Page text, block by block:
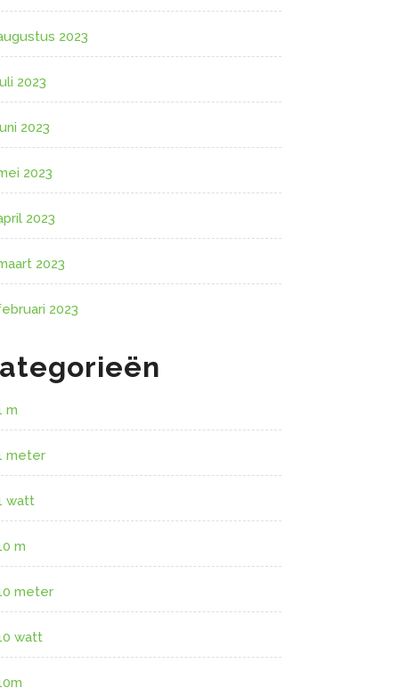
2023
2023
2023
2023
2023
2023
2023
m
meter
watt
m
meter
watt